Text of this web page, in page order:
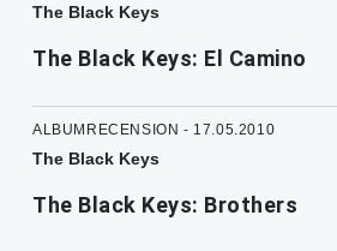
The Black Keys
The Black Keys: El Camino
ALBUMRECENSION - 17.05.2010
The Black Keys
The Black Keys: Brothers